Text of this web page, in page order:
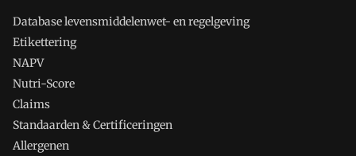
Database levensmiddelenwet- en regelgeving
Etikettering
NAPV
Nutri-Score
Claims
Standaarden & Certificeringen
Allergenen